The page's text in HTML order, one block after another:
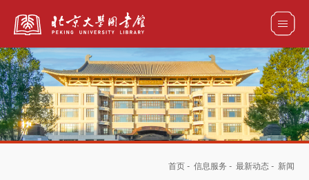
全部资源
首页 - 信息服务 - 最新动态 - 新闻